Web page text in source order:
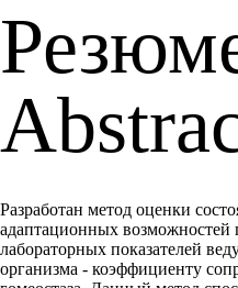
Разработан метод оценки
адаптационных возможностей
лабораторных показателей
организма - коэффициенту